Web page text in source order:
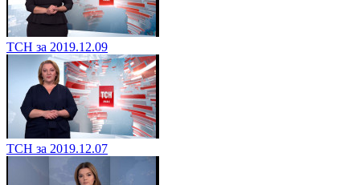
ТСН за 2019.12.09
ТСН за 2019.12.07